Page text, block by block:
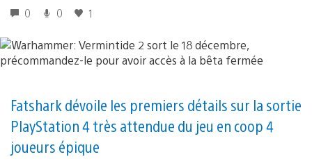
0 0 1
Fatshark dévoile les premiers détails sur la sortie
PlayStation 4 très attendue du jeu en coop 4
joueurs épique